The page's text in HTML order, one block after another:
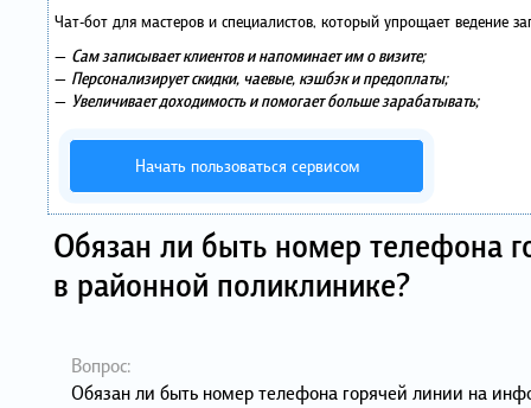
Чат-бот для мастеров и специалистов, который упрощает ведение
— Сам записывает клиентов и напоминает им о визите;
— Персонализирует скидки, чаевые, кэшбэк и предоплаты;
— Увеличивает доходимость и помогает больше зарабатывать;
Начать пользоваться сервисом
Обязан ли быть номер телефона
в районной поликлинике?
Вопрос:
Обязан ли быть номер телефона горячей линии на